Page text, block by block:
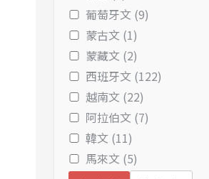
葡萄牙文 (9)
蒙古文 (1)
蒙藏文 (2)
西班牙文 (122)
越南文 (22)
阿拉伯文 (7)
韓文 (11)
馬來文 (5)